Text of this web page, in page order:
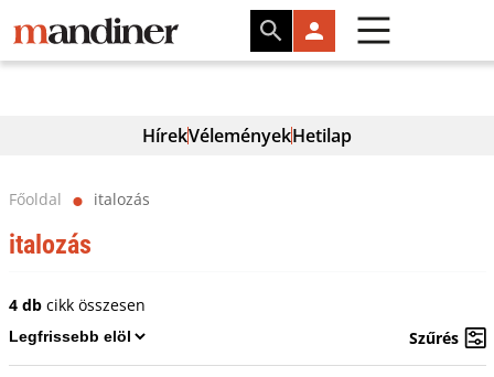
HírekVéleményekHetilap
Főoldal ⬤ italozás
italozás
4 dbcikk összesen
Szűrés